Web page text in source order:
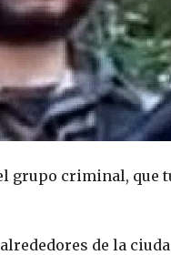
grupo criminal, que
de la